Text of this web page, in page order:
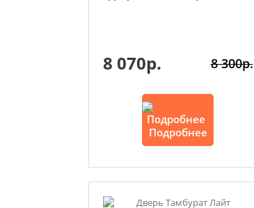
8 070р. 8 300р.
Подробнее